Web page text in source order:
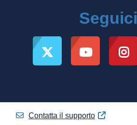
Seguici
Contatta il supporto